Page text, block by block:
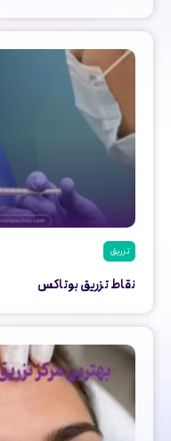
تزریق
نقاط تزریق بوتاکس